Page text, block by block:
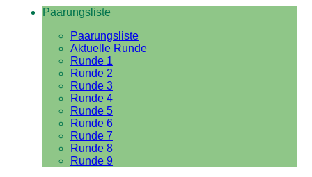
Paarungsliste
Paarungsliste
Aktuelle Runde
Runde 1
Runde 2
Runde 3
Runde 4
Runde 5
Runde 6
Runde 7
Runde 8
Runde 9